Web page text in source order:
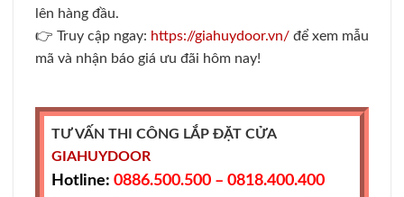
lên hàng đầu.
👉 Truy cập ngay: https://giahuydoor.vn/ để xem mẫu
mã và nhận báo giá ưu đãi hôm nay!
TƯ VẤN THI CÔNG LẮP ĐẶT CỬA
GIAHUYDOOR
Hotline: 0886.500.500 – 0818.400.400